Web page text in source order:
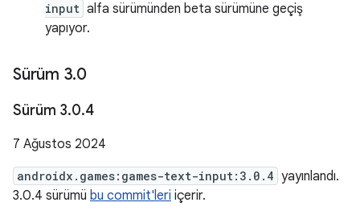
input alfa sürümünden beta sürümüne geçiş
yapıyor.
Sürüm 3.0
Sürüm 3.0.4
7 Ağustos 2024
androidx.games:games-text-input:3.0.4 yayınlandı.
3.0.4 sürümü bu commit'leri içerir.